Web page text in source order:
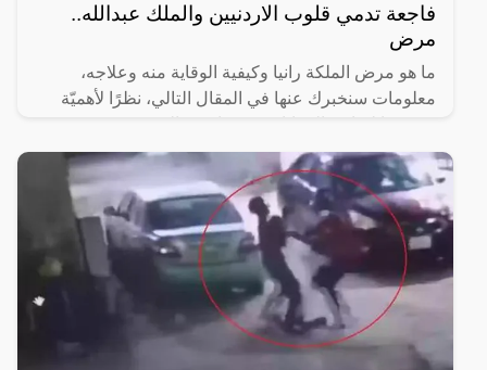
فاجعة تدمي قلوب الاردنيين والملك عبدالله..
مرض
ما هو مرض الملكة رانيا وكيفية الوقاية منه وعلاجه،
معلومات سنخبرك عنها في المقال التالي، نظرًا لأهميّة
خطيرة.